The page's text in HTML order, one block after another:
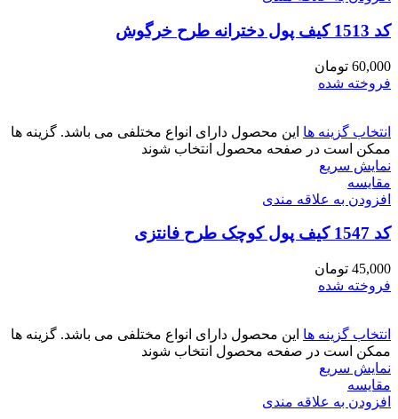
کد 1513 کیف پول دخترانه طرح خرگوش
60,000 تومان
فروخته شده
انتخاب گزینه ها این محصول دارای انواع مختلفی می باشد. گزینه ها
ممکن است در صفحه محصول انتخاب شوند
نمایش سریع
مقايسه
افزودن به علاقه مندی
کد 1547 کیف پول کوچک طرح فانتزی
45,000 تومان
فروخته شده
انتخاب گزینه ها این محصول دارای انواع مختلفی می باشد. گزینه ها
ممکن است در صفحه محصول انتخاب شوند
نمایش سریع
مقايسه
افزودن به علاقه مندی